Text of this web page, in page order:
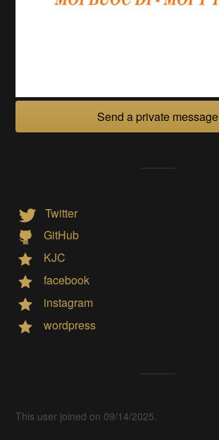
Send a private message
Twitter
GitHub
KJC
facebook
instagram
wordpress
This user joined on 09/14/2025.